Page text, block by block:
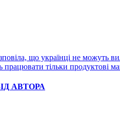
що українці не можуть
тільки продуктові
АВТОРА